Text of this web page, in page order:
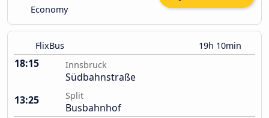
Economy
FlixBus 19h 10min
18:15 Innsbruck
Südbahnstraße
13:25
Split
Busbahnhof